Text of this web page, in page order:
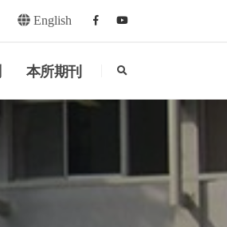
English Facebookyoutube
本所期刊 search